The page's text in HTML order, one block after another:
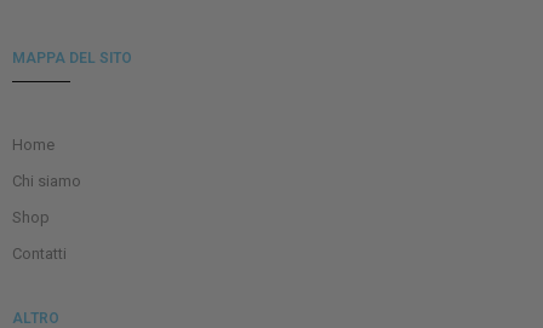
MAPPA DEL SITO
Home
Chi siamo
Shop
Contatti
ALTRO